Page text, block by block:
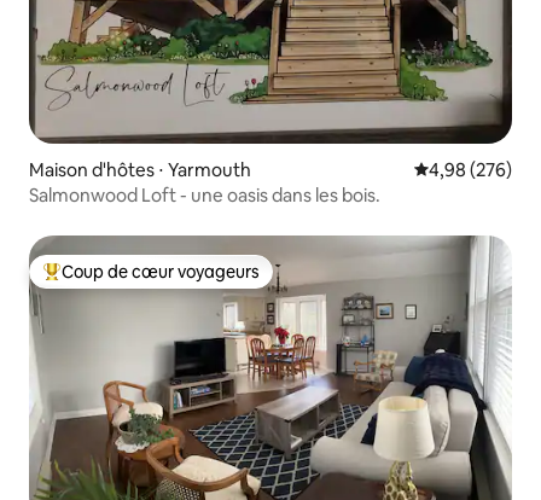
Maison d'hôtes ⋅ Yarmouth Évaluation
4,98 (276)
Salmonwood Loft - une oasis dans les bois.
Coups de cœur voyageurs les plus appréciés
Coup de cœur voyageurs